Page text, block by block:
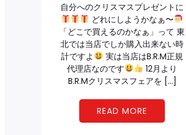
自分へのクリスマスプレゼントに
どれにしようかなぁ〜
「どこで買えるのかなぁ」って 東
北では当店でしか購入出来ない時
計ですよ
実は当店はB.R.M正規
代理店なのです
12月より
B.R.Mクリスマスフェアを […]
READ MORE